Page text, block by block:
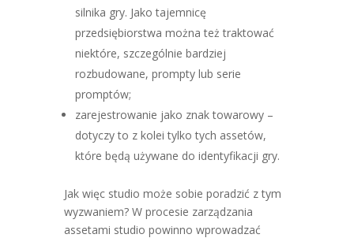
silnika gry. Jako tajemnicę
przedsiębiorstwa można też traktować
niektóre, szczególnie bardziej
rozbudowane, prompty lub serie
promptów;
zarejestrowanie jako znak towarowy –
dotyczy to z kolei tylko tych assetów,
które będą używane do identyfikacji gry.
Jak więc studio może sobie poradzić z tym
wyzwaniem? W procesie zarządzania
assetami studio powinno wprowadzać